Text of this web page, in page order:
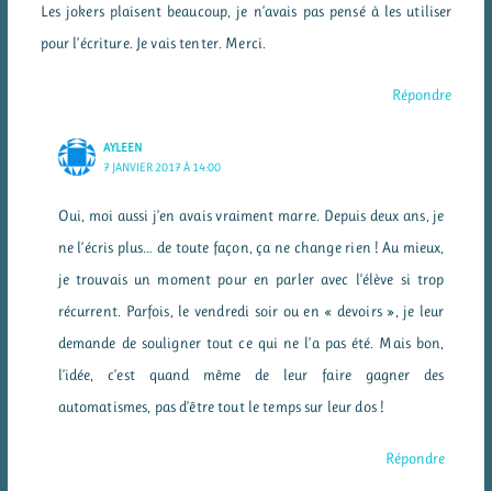
Les jokers plaisent beaucoup, je n’avais pas pensé à les utiliser
pour l’écriture. Je vais tenter. Merci.
Répondre
AYLEEN
7 JANVIER 2017 À 14:00
Oui, moi aussi j’en avais vraiment marre. Depuis deux ans, je
ne l’écris plus… de toute façon, ça ne change rien ! Au mieux,
je trouvais un moment pour en parler avec l’élève si trop
récurrent. Parfois, le vendredi soir ou en « devoirs », je leur
demande de souligner tout ce qui ne l’a pas été. Mais bon,
l’idée, c’est quand même de leur faire gagner des
automatismes, pas d’être tout le temps sur leur dos !
Répondre